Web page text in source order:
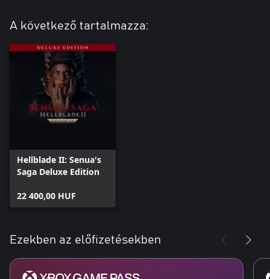
A következő tartalmazza:
Hellblade II: Senua's
Saga Deluxe Edition
22 400,00 HUF
Ezekben az előfizetésekben